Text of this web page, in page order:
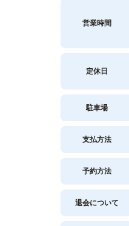
営業時間
定休日
駐車場
支払方法
予約方法
退会について